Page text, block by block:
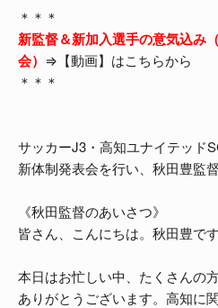
＊＊＊
新監督＆新加入選手の意気込み
会） ⇒【動画】はこちらから
＊＊＊
サッカーJ3・高知ユナイテッド
新体制発表会を行い、秋田豊監
《秋田監督のあいさつ》
皆さん、こんにちは。秋田豊です
本日はお忙しい中、たくさんの
ありがとうございます。高知に